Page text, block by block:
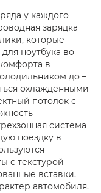
у каждого
зарядка
которые
ноутбука во
в
до –
охлажденными
потолок с
система
поездку в
с текстурой
вставки,
автомобиля.